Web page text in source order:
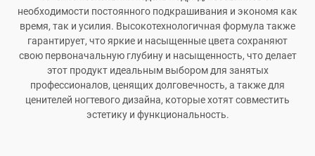
необходимости постоянного подкрашивания и экономя как
время, так и усилия. Высокотехнологичная формула также
гарантирует, что яркие и насыщенные цвета сохраняют
свою первоначальную глубину и насыщенность, что делает
этот продукт идеальным выбором для занятых
профессионалов, ценящих долговечность, а также для
ценителей ногтевого дизайна, которые хотят совместить
эстетику и функциональность.